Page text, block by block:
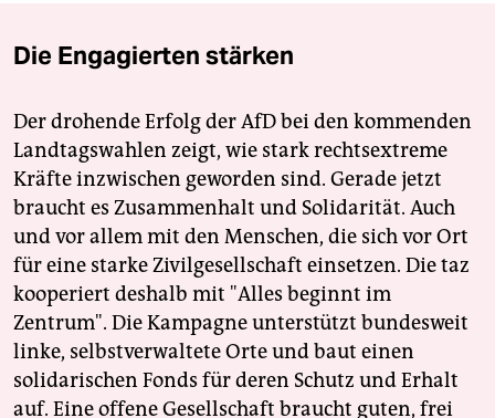
Die Engagierten stärken
Der drohende Erfolg der AfD bei den kommenden
Landtagswahlen zeigt, wie stark rechtsextreme
Kräfte inzwischen geworden sind. Gerade jetzt
braucht es Zusammenhalt und Solidarität. Auch
und vor allem mit den Menschen, die sich vor Ort
für eine starke Zivilgesellschaft einsetzen. Die taz
kooperiert deshalb mit "Alles beginnt im
Zentrum". Die Kampagne unterstützt bundesweit
linke, selbstverwaltete Orte und baut einen
solidarischen Fonds für deren Schutz und Erhalt
auf. Eine offene Gesellschaft braucht guten, frei